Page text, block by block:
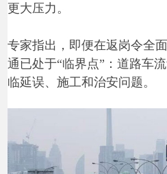
更大压力。
专家指出，即便在返岗令全
通已处于“临界点”：道路车
临延误、施工和治安问题。